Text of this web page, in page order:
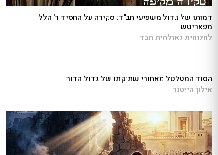
דמותו של גדול משפיעי חב"ד: סקירה על החסיד ר' הלל
מפאריטש
לחלוחית גאולתית חבד
הסוד המטלטל מאחורי שתיקתו של גדול הדור
אילון הייטנר